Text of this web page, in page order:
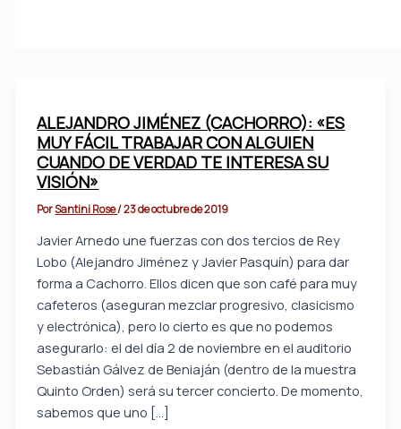
ALEJANDRO JIMÉNEZ (CACHORRO): «ES
MUY FÁCIL TRABAJAR CON ALGUIEN
CUANDO DE VERDAD TE INTERESA SU
VISIÓN»
PorSantini Rose/23 de octubre de 2019
Javier Arnedo une fuerzas con dos tercios de Rey
Lobo (Alejandro Jiménez y Javier Pasquín) para dar
forma a Cachorro. Ellos dicen que son café para muy
cafeteros (aseguran mezclar progresivo, clasicismo
y electrónica), pero lo cierto es que no podemos
asegurarlo: el del día 2 de noviembre en el auditorio
Sebastián Gálvez de Beniaján (dentro de la muestra
Quinto Orden) será su tercer concierto. De momento,
sabemos que uno […]